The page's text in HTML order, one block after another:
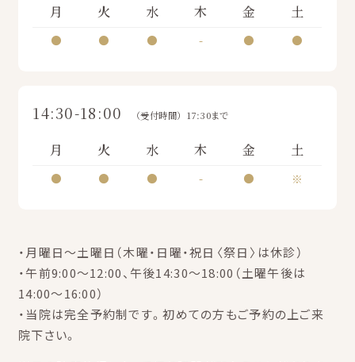
月 火 水 木 金 土
● ● ● - ● ●
14:30-18:00 （受付時間）17:30まで
月 火 水 木 金 土
● ● ● - ● ※
・月曜日～土曜日（木曜・日曜・祝日〈祭日〉は休診）
・午前9:00～12:00、午後14:30～18:00（土曜午後は
14:00～16:00）
・当院は完全予約制です。初めての方もご予約の上ご来
院下さい。